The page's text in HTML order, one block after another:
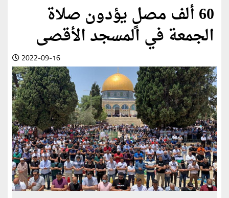
60 ألف مصلٍ يؤدون صلاة
الجمعة في المسجد الأقصى
2022-09-16